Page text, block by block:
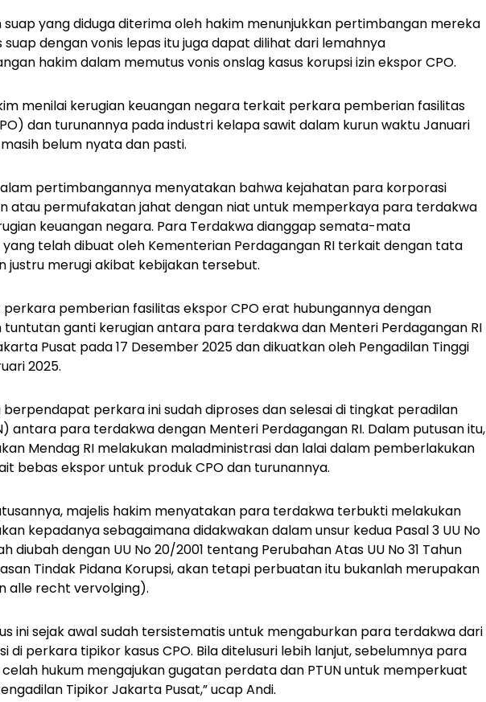
yang diduga diterima oleh hakim menunjukkan pertimbangan mereka
dengan vonis lepas itu juga dapat dilihat dari lemahnya
hakim dalam memutus vonis onslag kasus korupsi izin ekspor CPO.
menilai kerugian keuangan negara terkait perkara pemberian fasilitas
dan turunannya pada industri kelapa sawit dalam kurun waktu Januari
belum nyata dan pasti.
pertimbangannya menyatakan bahwa kejahatan para korporasi
atau permufakatan jahat dengan niat untuk memperkaya para terdakwa
keuangan negara. Para Terdakwa dianggap semata-mata
telah dibuat oleh Kementerian Perdagangan RI terkait dengan tata
justru merugi akibat kebijakan tersebut.
pemberian fasilitas ekspor CPO erat hubungannya dengan
ganti kerugian antara para terdakwa dan Menteri Perdagangan RI
Pusat pada 17 Desember 2025 dan dikuatkan oleh Pengadilan Tinggi
2025.
berpendapat perkara ini sudah diproses dan selesai di tingkat peradilan
antara para terdakwa dengan Menteri Perdagangan RI. Dalam putusan itu,
Mendag RI melakukan maladministrasi dan lalai dalam pemberlakukan
bebas ekspor untuk produk CPO dan turunannya.
majelis hakim menyatakan para terdakwa terbukti melakukan
kepadanya sebagaimana didakwakan dalam unsur kedua Pasal 3 UU No
diubah dengan UU No 20/2001 tentang Perubahan Atas UU No 31 Tahun
Tindak Pidana Korupsi, akan tetapi perbuatan itu bukanlah merupakan
alle recht vervolging).
ini sejak awal sudah tersistematis untuk mengaburkan para terdakwa dari
di perkara tipikor kasus CPO. Bila ditelusuri lebih lanjut, sebelumnya para
hukum mengajukan gugatan perdata dan PTUN untuk memperkuat
Tipikor Jakarta Pusat,” ucap Andi.